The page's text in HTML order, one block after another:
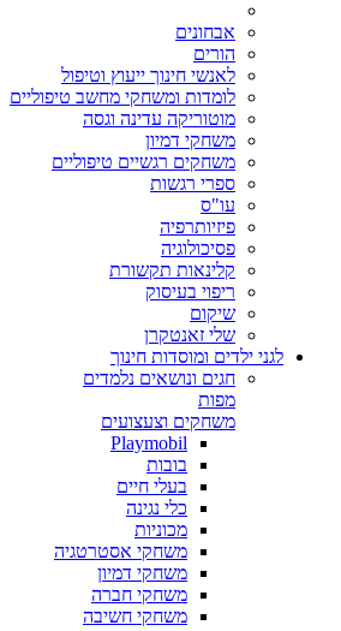
אבחונים
הורים
לאנשי חינוך ייעוץ וטיפול
לומדות ומשחקי מחשב טיפוליים
מוטוריקה עדינה וגסה
משחקי דמיון
משחקים רגשיים טיפוליים
ספרי רגשות
עו"ס
פיזיותרפיה
פסיכולוגיה
קלינאות תקשורת
ריפוי בעיסוק
שיקום
שלי זאנטקרן
לגני ילדים ומוסדות חינוך
חגים ונושאים נלמדים
מפות
משחקים וצעצועים
Playmobil
בובות
בעלי חיים
כלי נגינה
מכוניות
משחקי אסטרטגיה
משחקי דמיון
משחקי חברה
משחקי חשיבה